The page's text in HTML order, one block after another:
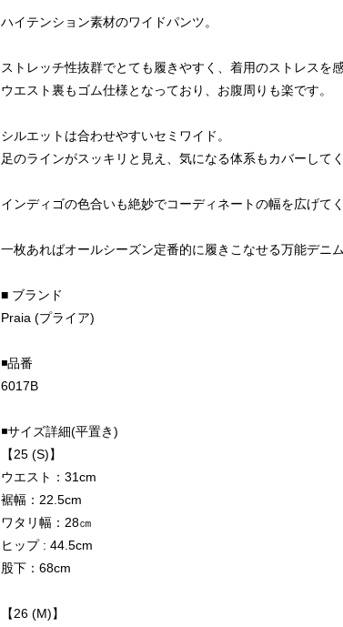
ハイテンション素材のワイドパンツ。
ストレッチ性抜群でとても履きやすく、着用のストレスを感
ウエスト裏もゴム仕様となっており、お腹周りも楽です。
シルエットは合わせやすいセミワイド。
足のラインがスッキリと見え、気になる体系もカバーしてく
インディゴの色合いも絶妙でコーディネートの幅を広げてく
一枚あればオールシーズン定番的に履きこなせる万能デニム
■ ブランド
Praia (プライア)
◾️品番
6017B
◾️サイズ詳細(平置き)
【25 (S)】
ウエスト：31cm
裾幅：22.5cm
ワタリ幅：28㎝
ヒップ : 44.5cm
股下：68cm
【26 (M)】